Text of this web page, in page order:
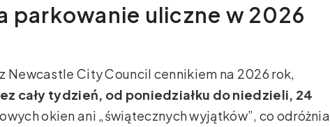
parkowanie uliczne w 2026
Newcastle City Council cennikiem na 2026 rok,
cały tydzień, od poniedziałku do niedzieli, 24
okien ani „świątecznych wyjątków”, co odróżnia